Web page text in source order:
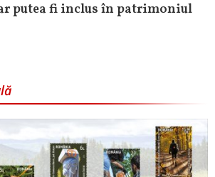
putea fi inclus în patrimoniul